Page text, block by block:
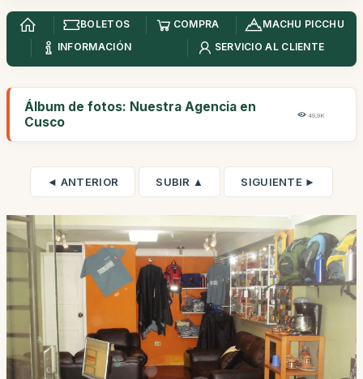
BOLETOS COMPRA
MACHU PICCHU
INFORMACIÓN
SERVICIO AL CLIENTE
Álbum de fotos: Nuestra Agencia en
Cusco
49,9K
◄ ANTERIOR SUBIR ▲ SIGUIENTE ►